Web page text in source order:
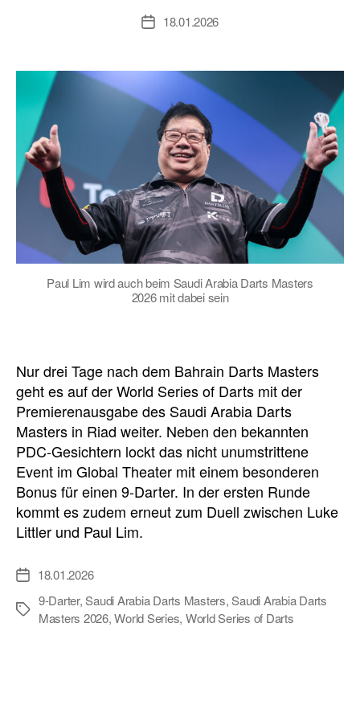
Veröffentlichungsdatum
18.01.2026
Paul Lim wird auch beim Saudi Arabia Darts Masters
2026 mit dabei sein
Nur drei Tage nach dem Bahrain Darts Masters
geht es auf der World Series of Darts mit der
Premierenausgabe des Saudi Arabia Darts
Masters in Riad weiter. Neben den bekannten
PDC-Gesichtern lockt das nicht unumstrittene
Event im Global Theater mit einem besonderen
Bonus für einen 9-Darter. In der ersten Runde
kommt es zudem erneut zum Duell zwischen Luke
Littler und Paul Lim.
Veröffentlichungsdatum
18.01.2026
Schlagwörter
9-Darter,Saudi Arabia Darts Masters,Saudi Arabia Darts
Masters 2026,World Series, World Series of Darts